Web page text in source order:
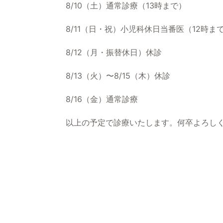
8/10（土）通常診療（13時まで）
8/11（日・祝）小児科休日当番医（12時まで
8/12（月・振替休日）休診
8/13（火）〜8/15（木）休診
8/16（金）通常診療
以上の予定で診療いたします。何卒よろし